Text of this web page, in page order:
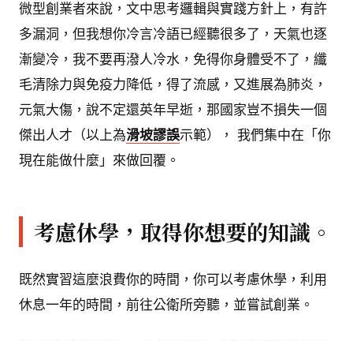
微型創業者來說，文中思考邏輯與實踐方針上，有許
多漏洞，但我想你冷言冷語已經聽很多了，天氣也逐
漸變冷，我不要再潑人冷水，免得你身體受不了，纖
毛清除力與免疫力降低，得了流感，又進展為肺炎，
元氣大傷，說不定還英年早逝，那國家豈不損失一個
傑出人才（以上為滑坡謬誤示範）， 我們集中在「你
現在能做什麼」來做回覆。
考慮休學，取得你想要的知識。
既然實習這麼浪費你的時間，你可以考慮休學，利用
休息一年的時間，前往公衛所旁聽，並嘗試創業。